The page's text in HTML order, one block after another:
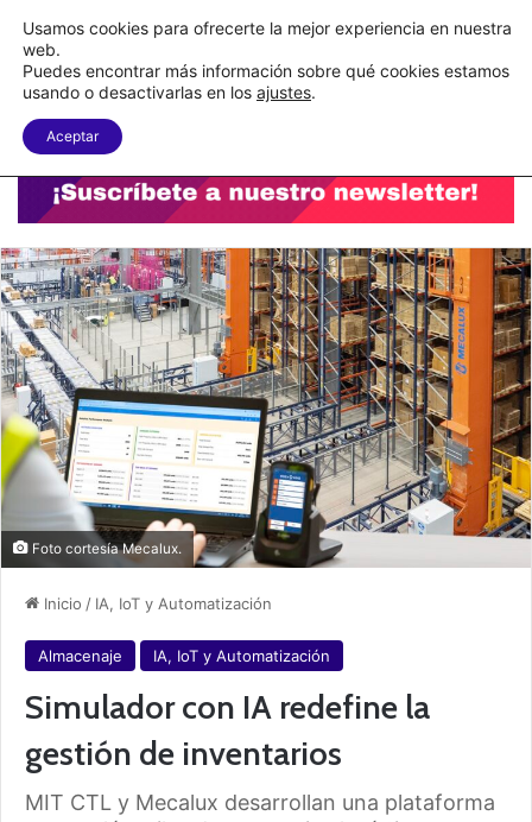
C&A México completa la implementación de su WMS en la nube
Menu
Foto cortesía Mecalux.
Inicio / IA, IoT y Automatización
Almacenaje IA, IoT y Automatización
Simulador con IA redefine la
gestión de inventarios
MIT CTL y Mecalux desarrollan una plataforma
Usamos cookies para ofrecerte la mejor experiencia en nuestra
web.
Puedes encontrar más información sobre qué cookies estamos
usando o desactivarlas en los ajustes.
Aceptar